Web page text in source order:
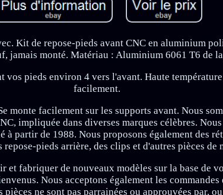
Kit de repose-pieds avant CNC en aluminium
jamais monté. Matériau : Aluminium 6061 T6 de
vos pieds environ 4 vers l'avant. Haute
facilement.
monte facilement sur les supports avant. Nous
impliquée dans diverses marques célèbres.
partir de 1988. Nous proposons également des
repose-pieds arrière, des clips et d'autres pièces de
et fabriquer de nouveaux modèles sur la base de
Nous acceptons également les
ne sont pas parrainées ou approuvées par,